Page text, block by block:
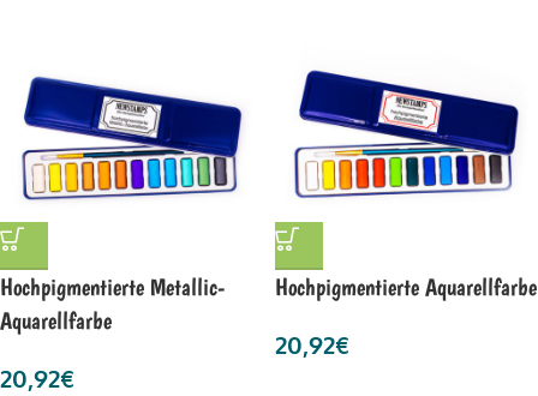
Hochpigmentierte Metallic-
Aquarellfarbe
20,92€
Hochpigmentierte Aquarellfarbe
20,92€